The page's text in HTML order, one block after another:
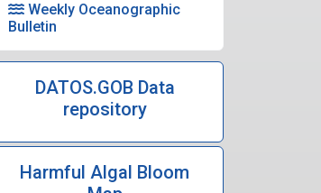
Weekly Oceanographic
Bulletin
DATOS.GOB Data
repository
Harmful Algal Bloom